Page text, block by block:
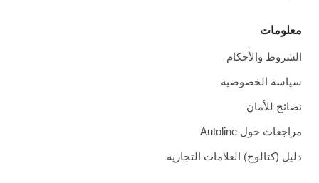
معلومات
الشروط والأحكام
سياسة الخصوصية
نصائح للأمان
مراجعات حول Autoline
دليل (كتالوج) العلامات التجارية